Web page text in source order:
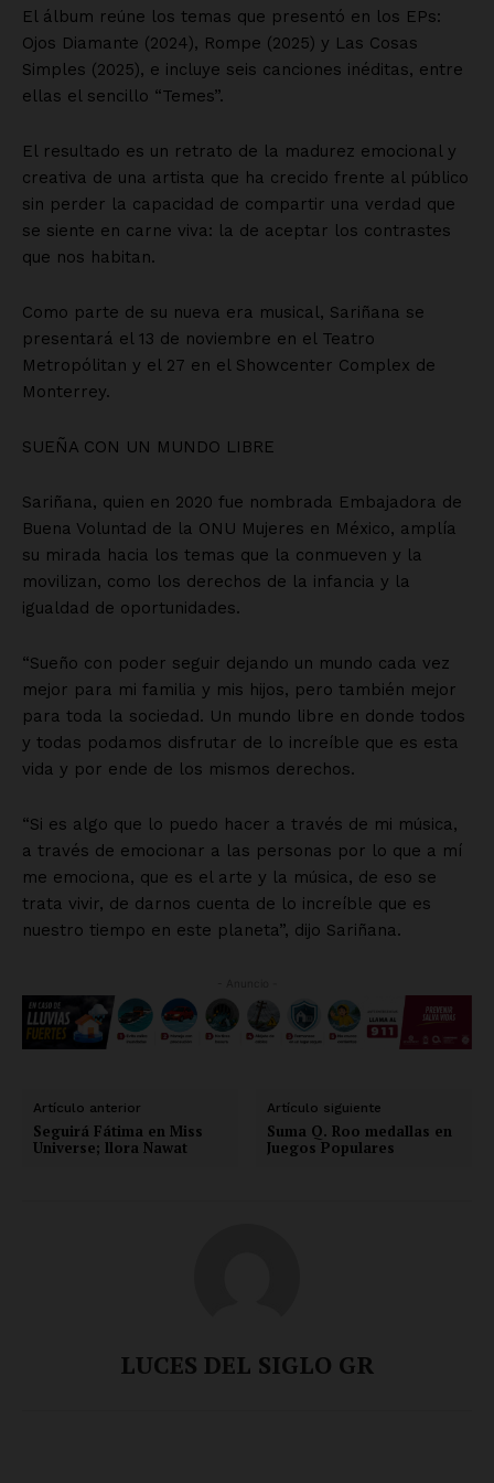
El álbum reúne los temas que presentó en los EPs:
Ojos Diamante (2024), Rompe (2025) y Las Cosas
Simples (2025), e incluye seis canciones inéditas, entre
ellas el sencillo “Temes”.
El resultado es un retrato de la madurez emocional y
creativa de una artista que ha crecido frente al público
sin perder la capacidad de compartir una verdad que
se siente en carne viva: la de aceptar los contrastes
que nos habitan.
Como parte de su nueva era musical, Sariñana se
presentará el 13 de noviembre en el Teatro
Metropólitan y el 27 en el Showcenter Complex de
Monterrey.
SUEÑA CON UN MUNDO LIBRE
Sariñana, quien en 2020 fue nombrada Embajadora de
Buena Voluntad de la ONU Mujeres en México, amplía
su mirada hacia los temas que la conmueven y la
movilizan, como los derechos de la infancia y la
igualdad de oportunidades.
“Sueño con poder seguir dejando un mundo cada vez
mejor para mi familia y mis hijos, pero también mejor
para toda la sociedad. Un mundo libre en donde todos
y todas podamos disfrutar de lo increíble que es esta
vida y por ende de los mismos derechos.
“Si es algo que lo puedo hacer a través de mi música,
a través de emocionar a las personas por lo que a mí
me emociona, que es el arte y la música, de eso se
trata vivir, de darnos cuenta de lo increíble que es
nuestro tiempo en este planeta”, dijo Sariñana.
Artículo anterior
Seguirá Fátima en Miss
Universe; llora Nawat
Artículo siguiente
Suma Q. Roo medallas en
Juegos Populares
LUCES DEL SIGLO GR